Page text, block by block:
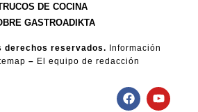
DE COCINA
GASTROADIKTA
derechos reservados. Información
– El equipo de redacción